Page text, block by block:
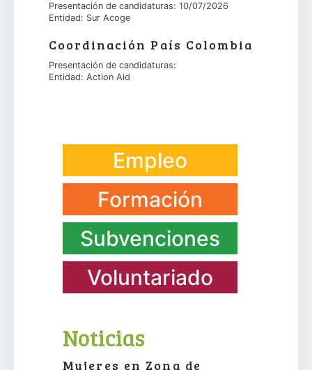
Presentación de candidaturas: 10/07/2026
Entidad: Sur Acoge
Coordinación País Colombia
Presentación de candidaturas:
Entidad: Action Aid
Empleo
Formación
Subvenciones
Voluntariado
Noticias
Mujeres en Zona de